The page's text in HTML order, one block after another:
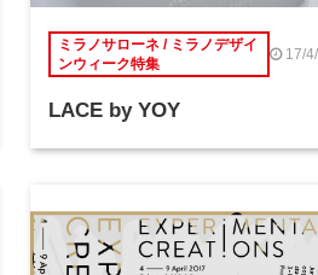
ミラノサローネ / ミラノデザイ
ンウィーク特集
17/
LACE by YOY